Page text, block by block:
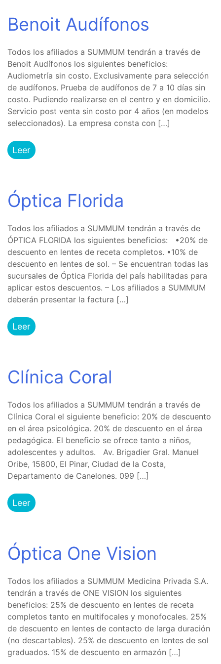
Benoit Audífonos
Todos los afiliados a SUMMUM tendrán a través de
Benoit Audífonos los siguientes beneficios:
Audiometría sin costo. Exclusivamente para selección
de audífonos. Prueba de audífonos de 7 a 10 días sin
costo. Pudiendo realizarse en el centro y en domicilio.
Servicio post venta sin costo por 4 años (en modelos
seleccionados). La empresa consta con […]
Leer
Óptica Florida
Todos los afiliados a SUMMUM tendrán a través de
ÓPTICA FLORIDA los siguientes beneficios: •20% de
descuento en lentes de receta completos. •10% de
descuento en lentes de sol. – Se encuentran todas las
sucursales de Óptica Florida del país habilitadas para
aplicar estos descuentos. – Los afiliados a SUMMUM
deberán presentar la factura […]
Leer
Clínica Coral
Todos los afiliados a SUMMUM tendrán a través de
Clínica Coral el siguiente beneficio: 20% de descuento
en el área psicológica. 20% de descuento en el área
pedagógica. El beneficio se ofrece tanto a niños,
adolescentes y adultos. Av. Brigadier Gral. Manuel
Oribe, 15800, El Pinar, Ciudad de la Costa,
Departamento de Canelones. 099 […]
Leer
Óptica One Vision
Todos los afiliados a SUMMUM Medicina Privada S.A.
tendrán a través de ONE VISION los siguientes
beneficios: 25% de descuento en lentes de receta
completos tanto en multifocales y monofocales. 25%
de descuento en lentes de contacto de larga duración
(no descartables). 25% de descuento en lentes de sol
graduados. 15% de descuento en armazón […]